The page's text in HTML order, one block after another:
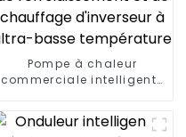
Pompe à chaleur
commerciale intelligente
chauffage d'inverseur à
ultra-basse température